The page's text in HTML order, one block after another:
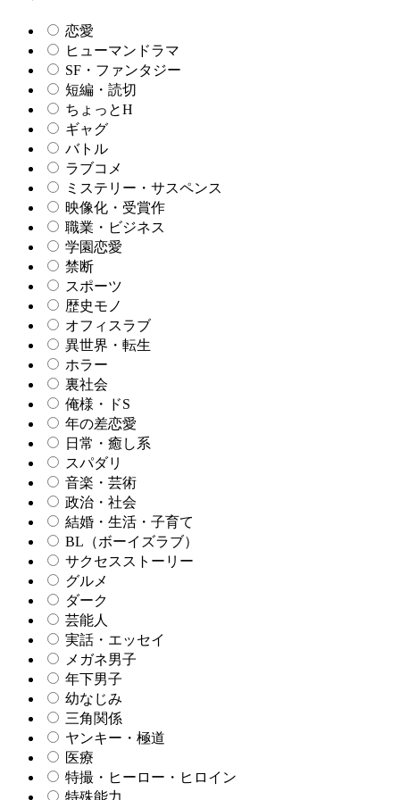
恋愛
ヒューマンドラマ
SF・ファンタジー
短編・読切
ちょっとH
ギャグ
バトル
ラブコメ
ミステリー・サスペンス
映像化・受賞作
職業・ビジネス
学園恋愛
禁断
スポーツ
歴史モノ
オフィスラブ
異世界・転生
ホラー
裏社会
俺様・ドS
年の差恋愛
日常・癒し系
スパダリ
音楽・芸術
政治・社会
結婚・生活・子育て
BL（ボーイズラブ）
サクセスストーリー
グルメ
ダーク
芸能人
実話・エッセイ
メガネ男子
年下男子
幼なじみ
三角関係
ヤンキー・極道
医療
特撮・ヒーロー・ヒロイン
特殊能力